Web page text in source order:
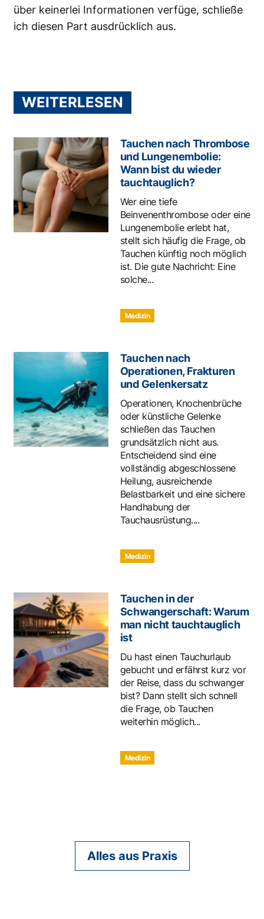
über keinerlei Informationen verfüge, schließe
ich diesen Part ausdrücklich aus.
WEITERLESEN
Tauchen nach Thrombose
und Lungenembolie:
Wann bist du wieder
tauchtauglich?
Wer eine tiefe
Beinvenenthrombose oder eine
Lungenembolie erlebt hat,
stellt sich häufig die Frage, ob
Tauchen künftig noch möglich
ist. Die gute Nachricht: Eine
solche...
Medizin
Tauchen nach
Operationen, Frakturen
und Gelenkersatz
Operationen, Knochenbrüche
oder künstliche Gelenke
schließen das Tauchen
grundsätzlich nicht aus.
Entscheidend sind eine
vollständig abgeschlossene
Heilung, ausreichende
Belastbarkeit und eine sichere
Handhabung der
Tauchausrüstung....
Medizin
Tauchen in der
Schwangerschaft: Warum
man nicht tauchtauglich
ist
Du hast einen Tauchurlaub
gebucht und erfährst kurz vor
der Reise, dass du schwanger
bist? Dann stellt sich schnell
die Frage, ob Tauchen
weiterhin möglich...
Medizin
Alles aus Praxis